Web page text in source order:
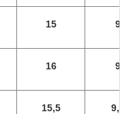
15 9
16 9
15,5